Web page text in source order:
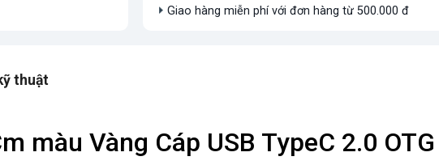
Giao hàng miễn phí với đơn hàng từ 500.000 đ
thuật
màu Vàng Cáp USB TypeC 2.0 OTG